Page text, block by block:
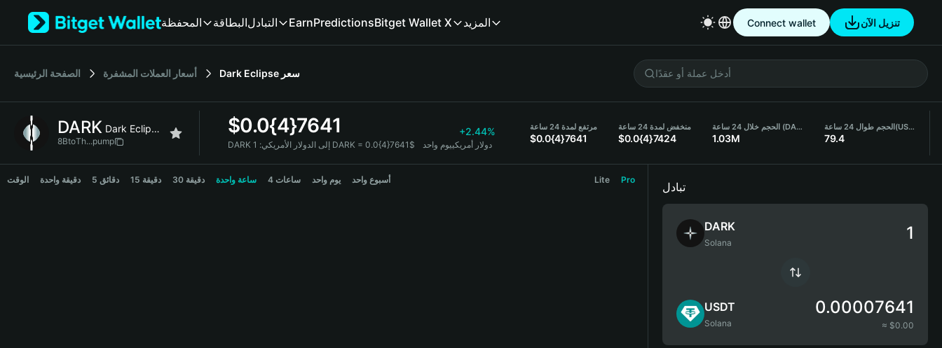
Tiếng Việt
Español (Latinoamérica)
Français
Deutsch
繁體中文
المحفظة البطاقةالتبادل EarnPredictionsBitget Wallet X المزيد Connect wallet تنزيل الآن
الصفحة الرئيسية أسعار العملات المشفرة Dark Eclipse سعر
DARK Dark Eclipse
8BtoTh...pump
$0.0{4}7641 +2.44%
DARK إلى الدولار الأمريكي: 1 DARK = 0.0{4}7641$ دولار أمريكييوم واحد
مرتفع لمدة 24 ساعة
$0.0{4}7641
منخفض لمدة 24 ساعة
$0.0{4}7424
الحجم خلال 24 ساعة (DARK)
1.03M
الحجم طوال 24 ساعة(USDT)
79.4
DARK Price Chart
الوقت دقيقة واحدة 5 دقائق 15 دقيقة 30 دقيقة ساعة واحدة 4 ساعات يوم واحد أسبوع واحد Lite Pro
تبادل
DARK
Solana
USDT
Solana
0.00007641
≈ $0.00